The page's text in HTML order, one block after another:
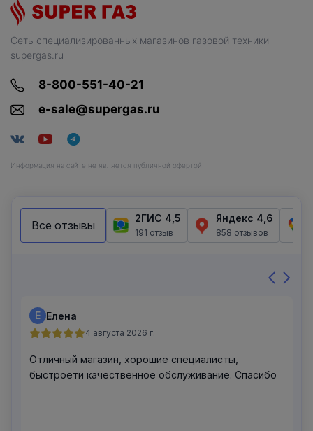
Сеть специализированных магазинов газовой техники
supergas.ru
8-800-551-40-21
e-sale@supergas.ru
Информация на сайте не является публичной офертой